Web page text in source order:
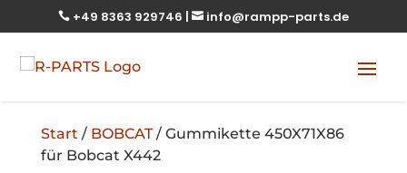
 +49 8363 929746 |  info@rampp-parts.de
Start / BOBCAT/ Gummikette 450X71X86
für Bobcat X442